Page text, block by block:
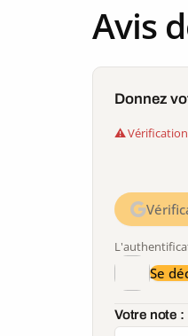
Avis
Donnez
Se
Votre note :